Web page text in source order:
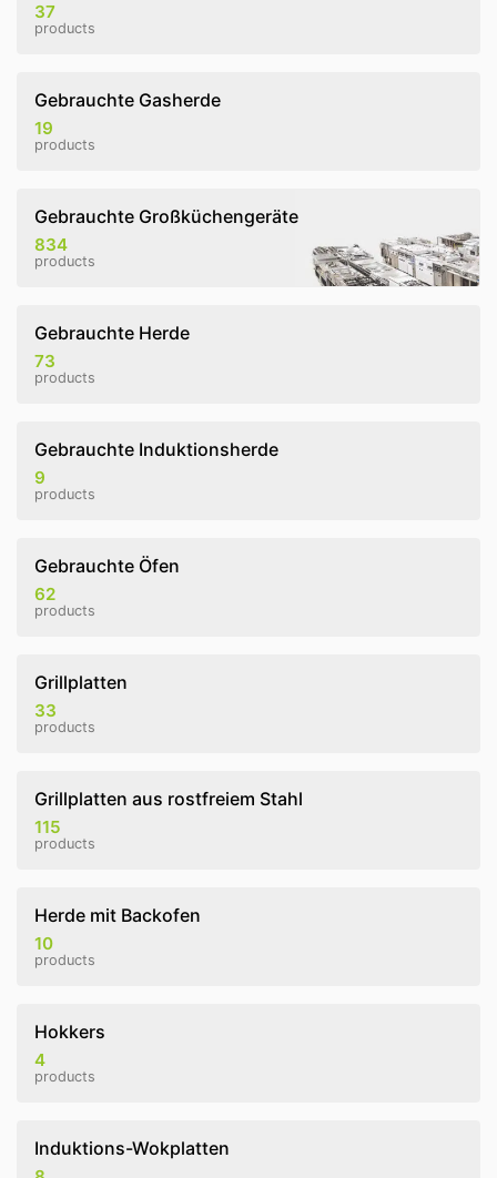
37
products
Gebrauchte Gasherde
19
products
Gebrauchte Großküchengeräte
834
products
Gebrauchte Herde
73
products
Gebrauchte Induktionsherde
9
products
Gebrauchte Öfen
62
products
Grillplatten
33
products
Grillplatten aus rostfreiem Stahl
115
products
Herde mit Backofen
10
products
Hokkers
4
products
Induktions-Wokplatten